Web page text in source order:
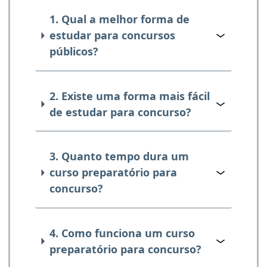
1. Qual a melhor forma de
estudar para concursos
públicos?
2. Existe uma forma mais fácil
de estudar para concurso?
3. Quanto tempo dura um
curso preparatório para
concurso?
4. Como funciona um curso
preparatório para concurso?